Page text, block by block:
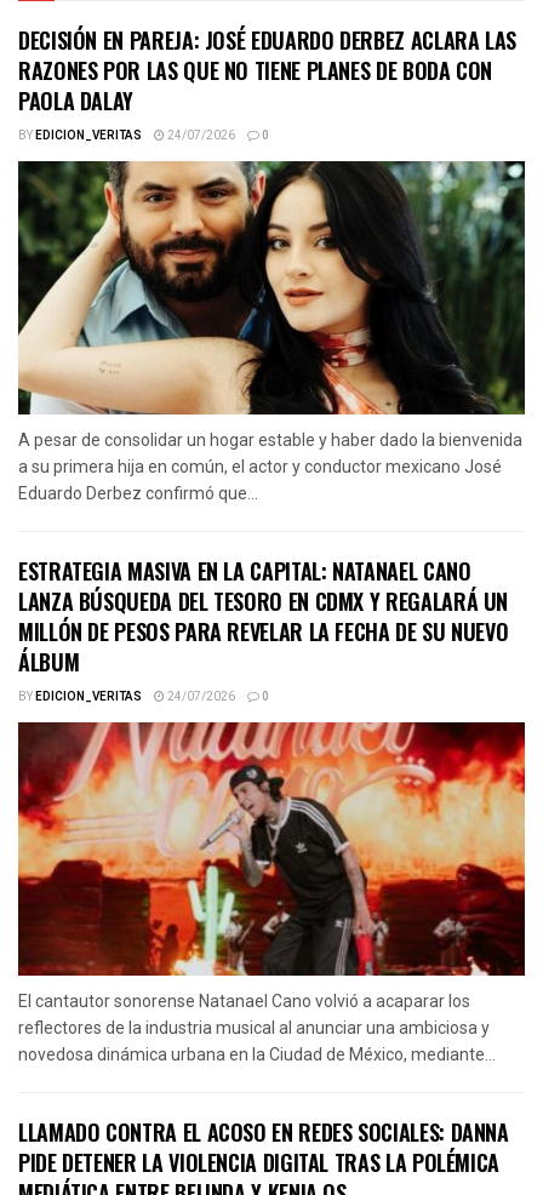
DECISIÓN EN PAREJA: JOSÉ EDUARDO DERBEZ ACLARA LAS
RAZONES POR LAS QUE NO TIENE PLANES DE BODA CON
PAOLA DALAY
BYEDICION_VERITAS 24/07/2026 0
A pesar de consolidar un hogar estable y haber dado la bienvenida
a su primera hija en común, el actor y conductor mexicano José
Eduardo Derbez confirmó que...
ESTRATEGIA MASIVA EN LA CAPITAL: NATANAEL CANO
LANZA BÚSQUEDA DEL TESORO EN CDMX Y REGALARÁ UN
MILLÓN DE PESOS PARA REVELAR LA FECHA DE SU NUEVO
ÁLBUM
BYEDICION_VERITAS 24/07/2026 0
El cantautor sonorense Natanael Cano volvió a acaparar los
reflectores de la industria musical al anunciar una ambiciosa y
novedosa dinámica urbana en la Ciudad de México, mediante...
LLAMADO CONTRA EL ACOSO EN REDES SOCIALES: DANNA
PIDE DETENER LA VIOLENCIA DIGITAL TRAS LA POLÉMICA